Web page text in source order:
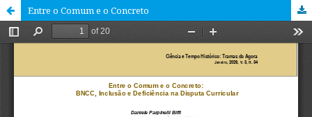
Entre o Comum e o Concreto